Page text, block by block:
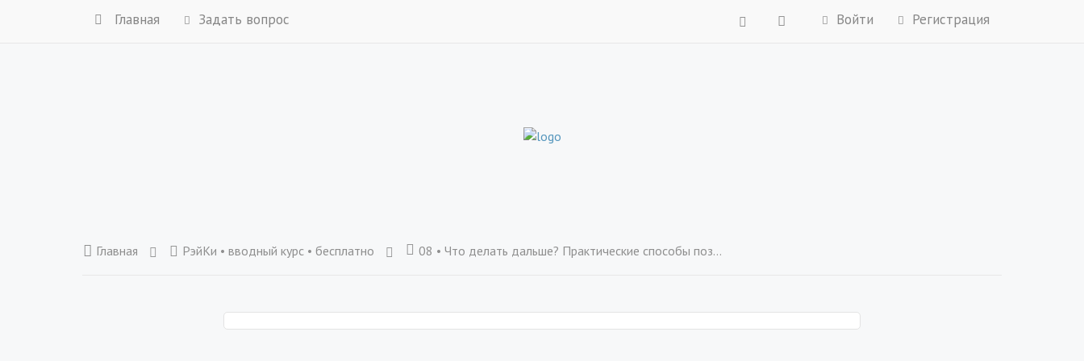
Главная Задать вопрос Войти Регистрация
Главная РэйКи • вводный курс • бесплатно 08 • Что делать дальше? Практические способы познакомиться с системой естественного исцеления РейКи напрямую • Вводный курс РейКи